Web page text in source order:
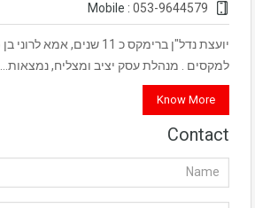
053-9644579
למקסים . מנהלת עסק יציב ומצליח, נמצאות…
Know More
Contact